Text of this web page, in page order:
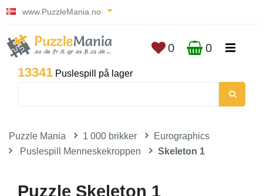
www.PuzzleMania.no
13341 Puslespill på lager
0 0
Puzzle Mania 1 000 brikker
Eurographics
Puslespill Menneskekroppen
Skeleton 1
Puzzle Skeleton 1